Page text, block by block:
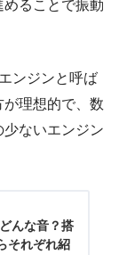
ることで振動
ンジンと呼ば
理想的で、数
ないエンジン
んな音？搭
それぞれ紹